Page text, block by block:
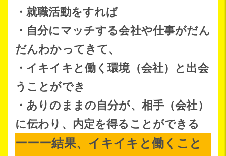
・就職活動をすれば
・自分にマッチする会社や仕事がだん
だんわかってきて、
・イキイキと働く環境（会社）と出会
うことができ
・ありのままの自分が、相手（会社）
に伝わり、内定を得ることができる
ーーー結果、イキイキと働くこと